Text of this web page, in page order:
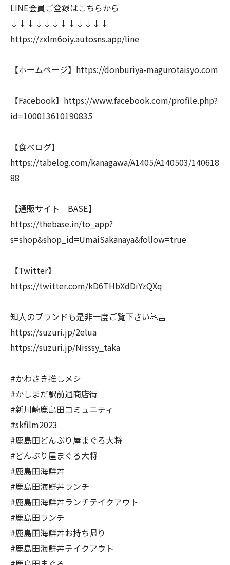
LINE会員ご登録はこちらから
↓↓↓↓↓↓↓↓↓↓↓↓
https://zxlm6oiy.autosns.app/line
【ホームページ】https://donburiya-magurotaisyo.com
【Facebook】https://www.facebook.com/profile.php?
id=100013610190835
【食べログ】
https://tabelog.com/kanagawa/A1405/A140503/140618
88
【通販サイト BASE】
https://thebase.in/to_app?
s=shop&shop_id=UmaiSakanaya&follow=true
【Twitter】
https://twitter.com/kD6THbXdDiYzQXq
知人のブランドも是非一度ご覧下さい🙇🏼
https://suzuri.jp/2elua
https://suzuri.jp/Nisssy_taka
#かわさき推しメシ
#かしまだ駅前通商店街
#新川崎鹿島田コミュニティ
#skfilm2023
#鹿島田どんぶり屋まぐろ大将
#どんぶり屋まぐろ大将
#鹿島田海鮮丼
#鹿島田海鮮丼ランチ
#鹿島田海鮮丼ランチテイクアウト
#鹿島田ランチ
#鹿島田海鮮丼お持ち帰り
#鹿島田海鮮丼テイクアウト